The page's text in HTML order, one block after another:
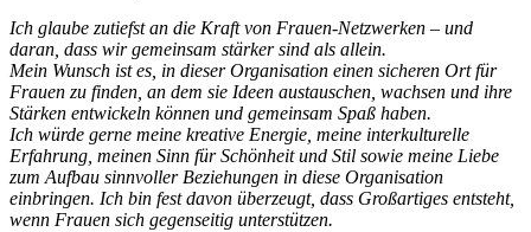
Ich glaube zutiefst an die Kraft von Frauen-Netzwerken – und
daran, dass wir gemeinsam stärker sind als allein.
Mein Wunsch ist es, in dieser Organisation einen sicheren Ort für
Frauen zu finden, an dem sie Ideen austauschen, wachsen und ihre
Stärken entwickeln können und gemeinsam Spaß haben.
Ich würde gerne meine kreative Energie, meine interkulturelle
Erfahrung, meinen Sinn für Schönheit und Stil sowie meine Liebe
zum Aufbau sinnvoller Beziehungen in diese Organisation
einbringen. Ich bin fest davon überzeugt, dass Großartiges entsteht,
wenn Frauen sich gegenseitig unterstützen.